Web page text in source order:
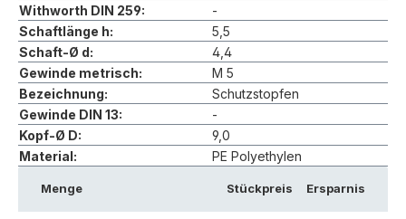
Withworth DIN 259:
-
Schaftlänge h:
5,5
Schaft-Ø d:
4,4
Gewinde metrisch:
M 5
Bezeichnung:
Schutzstopfen
Gewinde DIN 13:
-
Kopf-Ø D:
9,0
Material:
PE Polyethylen
Menge Stückpreis Ersparnis